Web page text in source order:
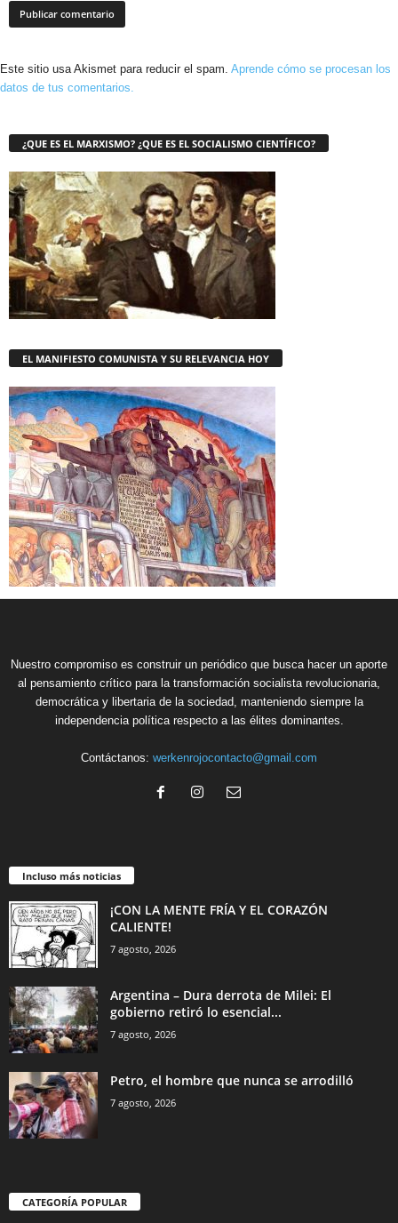
Este sitio usa Akismet para reducir el spam. Aprende cómo se procesan los
datos de tus comentarios.
¿QUE ES EL MARXISMO? ¿QUE ES EL SOCIALISMO CIENTÍFICO?
EL MANIFIESTO COMUNISTA Y SU RELEVANCIA HOY
Nuestro compromiso es construir un periódico que busca hacer un aporte
al pensamiento crítico para la transformación socialista revolucionaria,
democrática y libertaria de la sociedad, manteniendo siempre la
independencia política respecto a las élites dominantes.
Contáctanos: werkenrojocontacto@gmail.com
Incluso más noticias
¡CON LA MENTE FRÍA Y EL CORAZÓN
CALIENTE!
7 agosto, 2026
Argentina – Dura derrota de Milei: El
gobierno retiró lo esencial...
7 agosto, 2026
Petro, el hombre que nunca se arrodilló
7 agosto, 2026
CATEGORÍA POPULAR